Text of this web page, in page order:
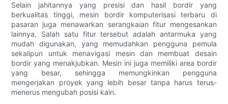
Selain jahitannya yang presisi dan hasil bordir yang
berkualitas tinggi, mesin bordir komputerisasi terbaru di
pasaran juga menawarkan serangkaian fitur mengesankan
lainnya. Salah satu fitur tersebut adalah antarmuka yang
mudah digunakan, yang memudahkan pengguna pemula
sekalipun untuk menavigasi mesin dan membuat desain
bordir yang menakjubkan. Mesin ini juga memiliki area bordir
yang besar, sehingga memungkinkan pengguna
mengerjakan proyek yang lebih besar tanpa harus terus-
menerus mengubah posisi kain.